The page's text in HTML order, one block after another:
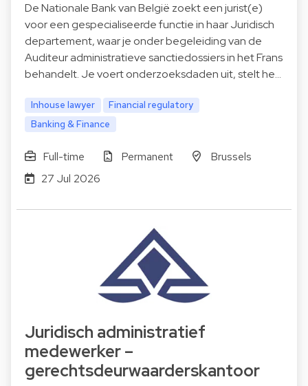
De Nationale Bank van België zoekt een jurist(e)
voor een gespecialiseerde functie in haar Juridisch
departement, waar je onder begeleiding van de
Auditeur administratieve sanctiedossiers in het Frans
behandelt. Je voert onderzoeksdaden uit, stelt he…
Inhouse lawyer
Financial regulatory
Banking & Finance
Full-time Permanent
Brussels
27 Jul 2026
Juridisch administratief
medewerker –
gerechtsdeurwaarderskantoor